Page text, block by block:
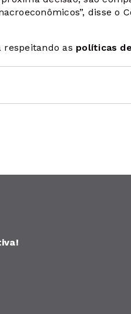
disse o
as políticas